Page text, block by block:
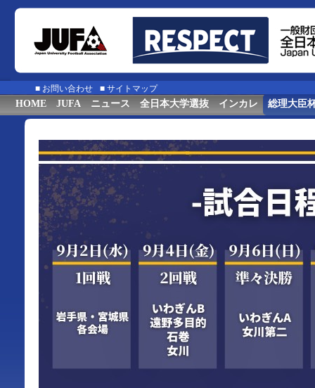
■ お問い合わせ ■ サイトマップ
HOME JUFA ニュース 全日本大学選抜 インカレ 総理大臣